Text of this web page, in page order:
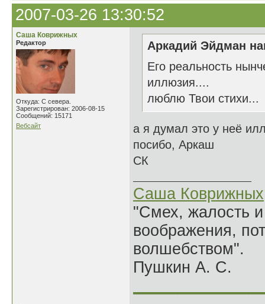
2007-03-26 13:30:52
Саша Коврижных
Редактор
Откуда: С севера.
Зарегистрирован: 2006-08-15
Сообщений: 15171
Вебсайт
Аркадий Эйдман
Его реальность
иллюзия....
люблю Твои стихи...
а я думал это у неё
посибо, Аркаш
СК
Саша Коврижных
"Смех, жалость
воображения,
волшебством".
Пушкин А. С.